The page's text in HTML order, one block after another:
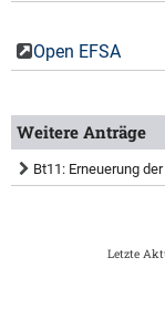
Open EFSA
Weitere Anträge
Bt11: Erneuerung
Letzte